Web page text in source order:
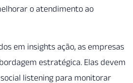
o atendimento ao
em insights ação, as empresas
estratégica. Elas devem
listening para monitorar